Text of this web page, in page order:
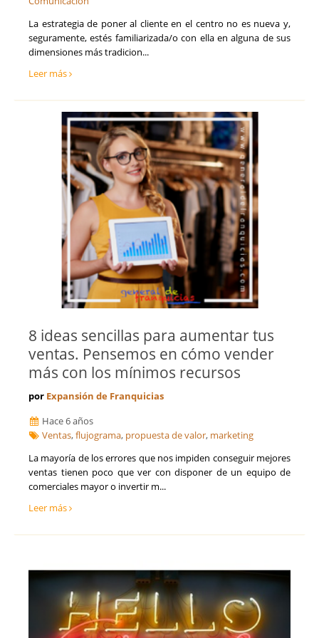
Sevilla
Soria
Tarragona
Teruel
Vizcaya
Zamora
Zaragoza
Talento, Recursos Humanos y selección de personal
Tecnología, Software e IA
Ventas y Comercial
La estrategia de poner al cliente en el centro no es nueva y,
seguramente, estés familiarizada/o con ella en alguna de sus
dimensiones más tradicion...
Leer más
8 ideas sencillas para aumentar tus
ventas. Pensemos en cómo vender
más con los mínimos recursos
por Expansión de Franquicias
Hace 6 años
Ventas,flujograma, propuesta de valor, marketing
​La mayoría de los errores que nos impiden conseguir mejores
ventas tienen poco que ver con disponer de un equipo de
comerciales mayor o invertir m...
Leer más